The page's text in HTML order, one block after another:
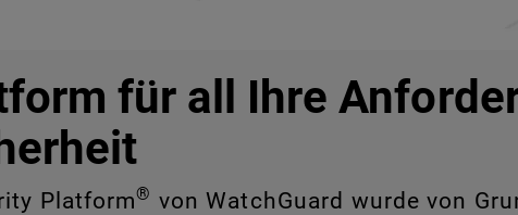
für all Ihre
Platform® von WatchGuard wurde von